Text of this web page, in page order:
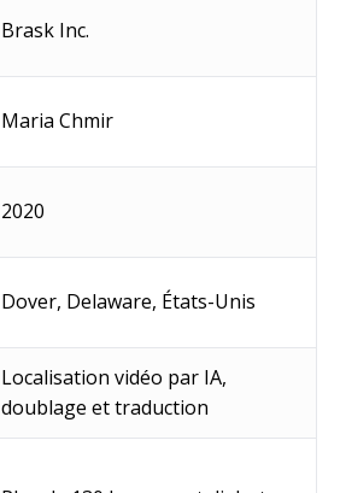
Brask Inc.
Maria Chmir
2020
Dover, Delaware, États-Unis
Localisation vidéo par IA,
doublage et traduction